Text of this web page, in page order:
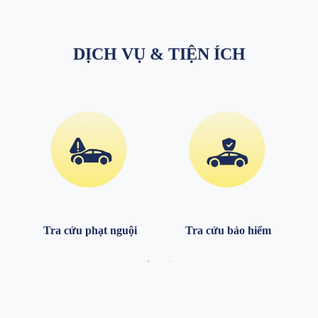
DỊCH VỤ & TIỆN ÍCH
Tra cứu phạt nguội Tra cứu bảo hiểm